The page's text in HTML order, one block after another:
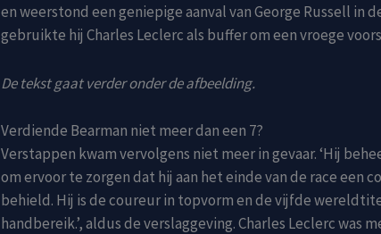
en weerstond een geniepige aanval van George Russell in
gebruikte hij Charles Leclerc als buffer om een vroege
De tekst gaat verder onder de afbeelding.
Verdiende Bearman niet meer dan een 7?
Verstappen kwam vervolgens niet meer in gevaar. ‘Hij
om ervoor te zorgen dat hij aan het einde van de race een
behield. Hij is de coureur in topvorm en de vijfde
handbereik.’, aldus de verslaggeving. Charles Leclerc was